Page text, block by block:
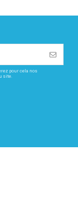
pour cela nos
site.